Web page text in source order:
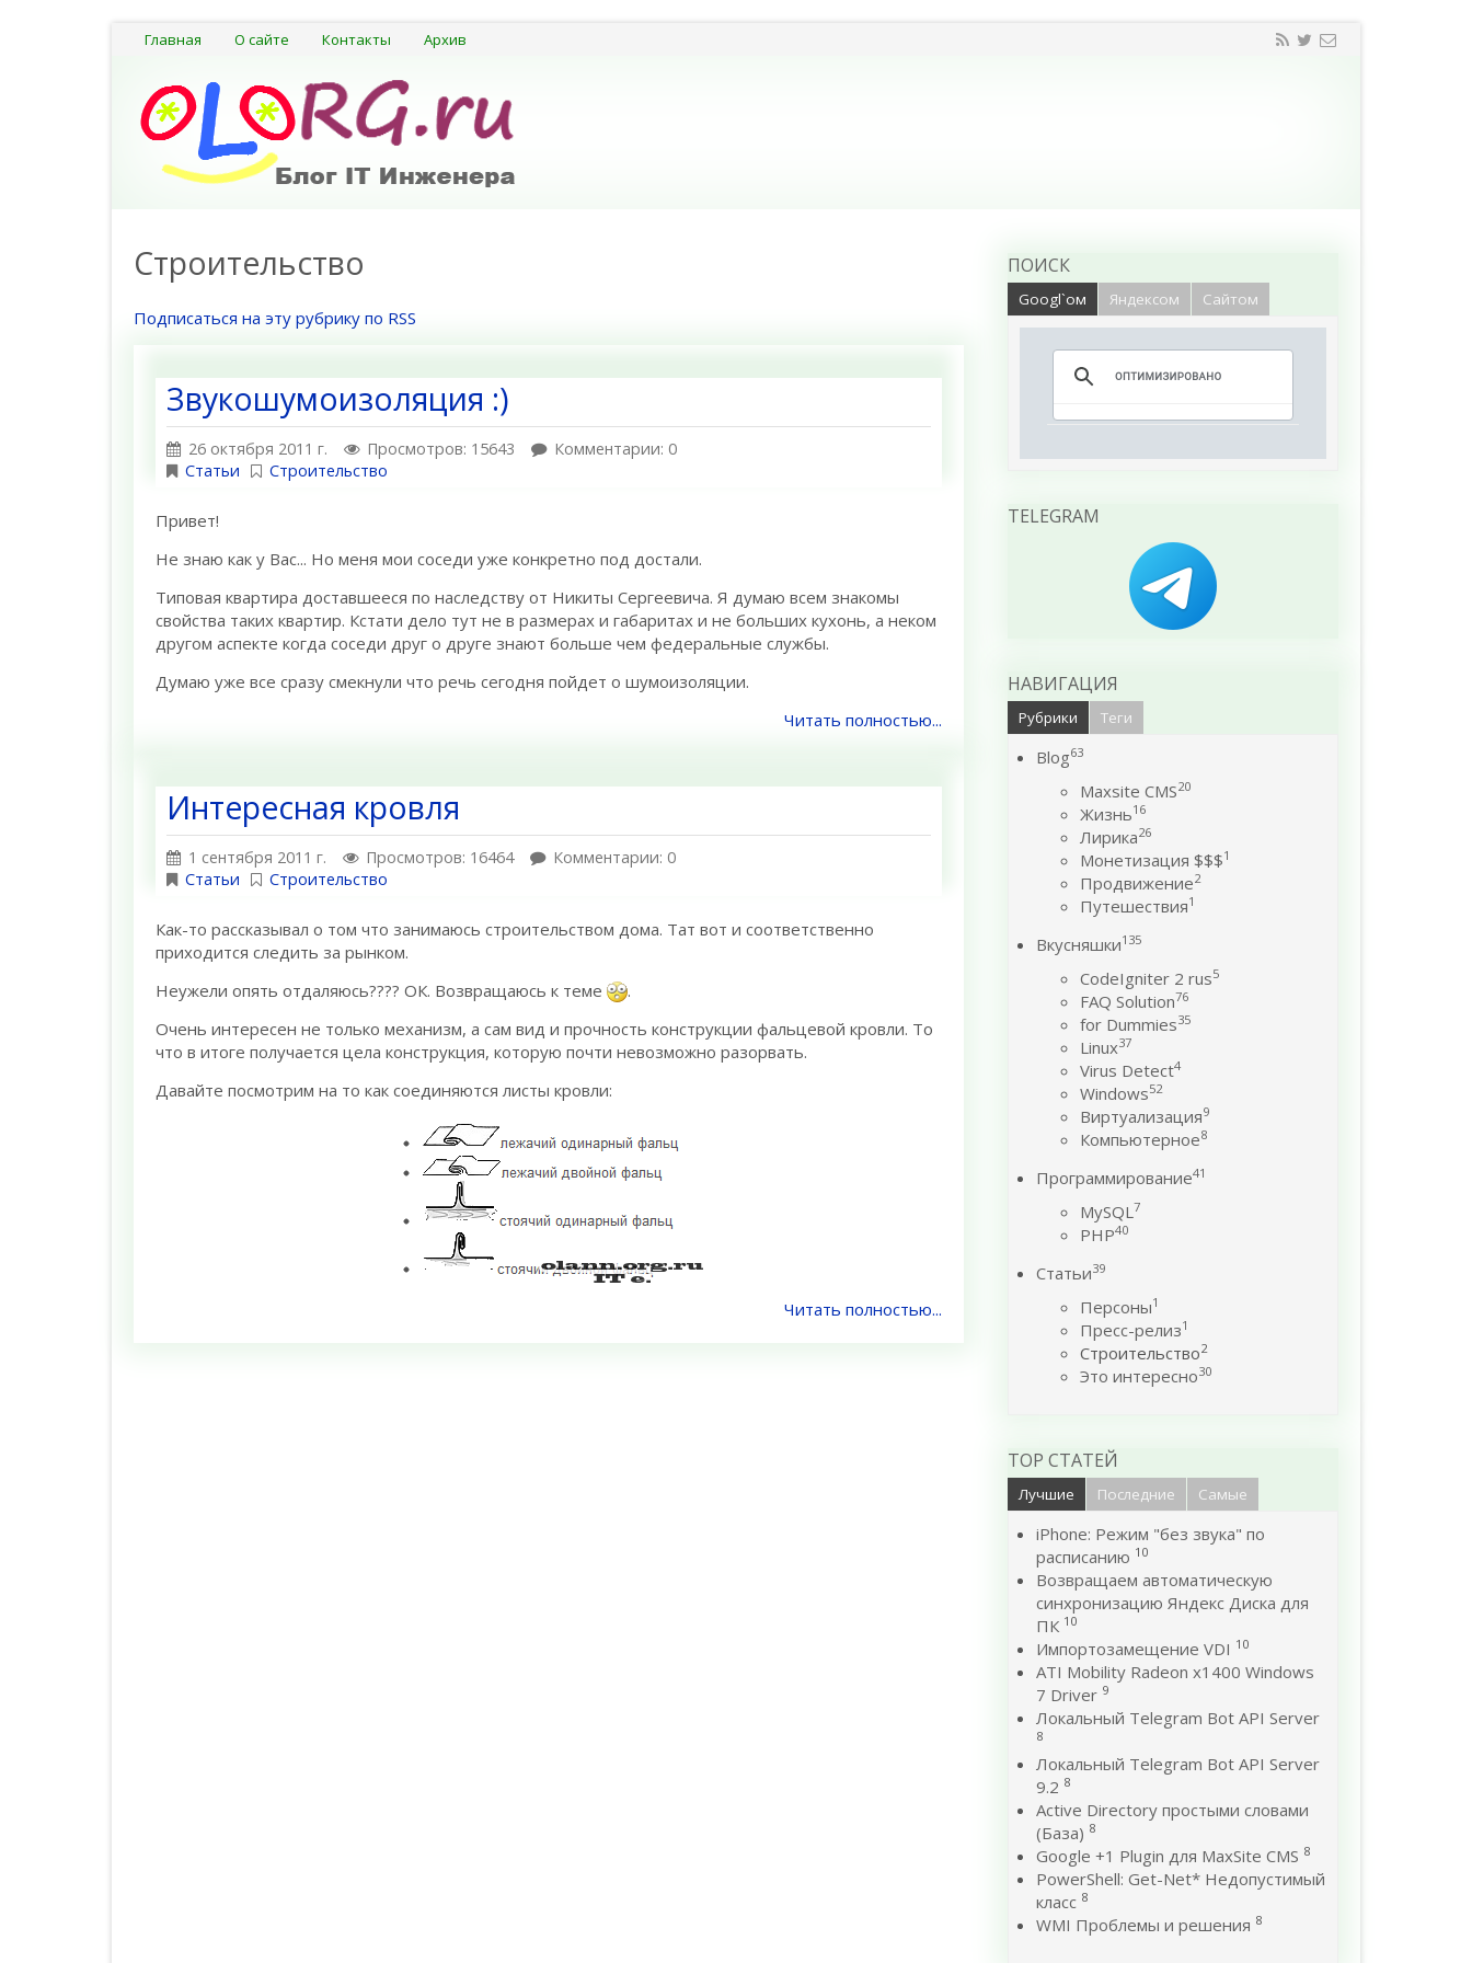
Главная О сайте Контакты Архив
Строительство
Подписаться на эту рубрику по RSS
Звукошумоизоляция :)
26 октября 2011 г. Просмотров: 15643
Комментарии: 0
Статьи
Строительство
Привет!
Не знаю как у Вас... Но меня мои соседи уже конкретно под достали.
Типовая квартира доставшееся по наследству от Никиты Сергеевича. Я думаю всем знакомы
свойства таких квартир. Кстати дело тут не в размерах и габаритах и не больших кухонь, а неком
другом аспекте когда соседи друг о друге знают больше чем федеральные службы.
Думаю уже все сразу смекнули что речь сегодня пойдет о шумоизоляции.
Читать полностью...
Интересная кровля
1 сентября 2011 г. Просмотров: 16464
Комментарии: 0
Статьи
Строительство
Как-то рассказывал о том что занимаюсь строительством дома. Тат вот и соответственно
приходится следить за рынком.
Неужели опять отдаляюсь???? ОК. Возвращаюсь к теме
.
Очень интересен не только механизм, а сам вид и прочность конструкции фальцевой кровли. То
что в итоге получается цела конструкция, которую почти невозможно разорвать.
Давайте посмотрим на то как соединяются листы кровли:
Читать полностью...
ПОИСК
Googl`ом Яндексом Сайтом
TELEGRAM
НАВИГАЦИЯ
Рубрики Теги
Blog63
Maxsite CMS20
Жизнь16
Лирика26
Монетизация $$$1
Продвижение2
Путешествия1
Вкусняшки135
CodeIgniter 2 rus5
FAQ Solution76
for Dummies35
Linux37
Virus Detect4
Windows52
Виртуализация9
Компьютерное8
Программирование41
MySQL7
PHP40
Статьи39
Персоны1
Пресс-релиз1
Строительство2
Это интересно30
TOP СТАТЕЙ
Лучшие Последние Самые
iPhone: Режим "без звука" по
расписанию 10
Возвращаем автоматическую
синхронизацию Яндекс Диска для
ПК 10
Импортозамещение VDI 10
ATI Mobility Radeon x1400 Windows
7 Driver 9
Локальный Telegram Bot API Server
8
Локальный Telegram Bot API Server
9.2 8
Active Directory простыми словами
(База) 8
Google +1 Plugin для MaxSite CMS 8
PowerShell: Get-Net* Недопустимый
класс 8
WMI Проблемы и решения 8